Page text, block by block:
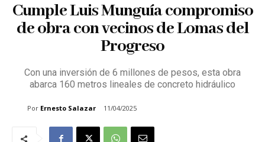
Cumple Luis Munguía compromiso
de obra con vecinos de Lomas del
Progreso
⁠Con una inversión de 6 millones de pesos, esta obra
abarca 160 metros lineales de concreto hidráulico
Por Ernesto Salazar 11/04/2025